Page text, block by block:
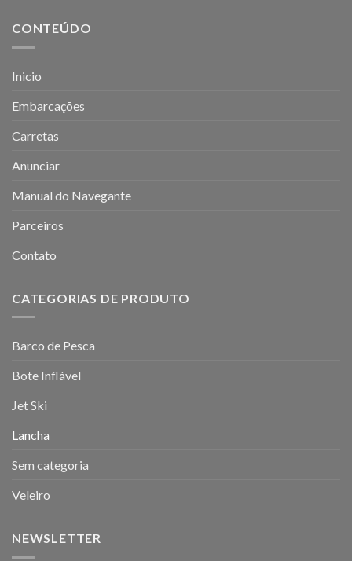
CONTEÚDO
Inicio
Embarcações
Carretas
Anunciar
Manual do Navegante
Parceiros
Contato
CATEGORIAS DE PRODUTO
Barco de Pesca
Bote Inflável
Jet Ski
Lancha
Sem categoria
Veleiro
NEWSLETTER